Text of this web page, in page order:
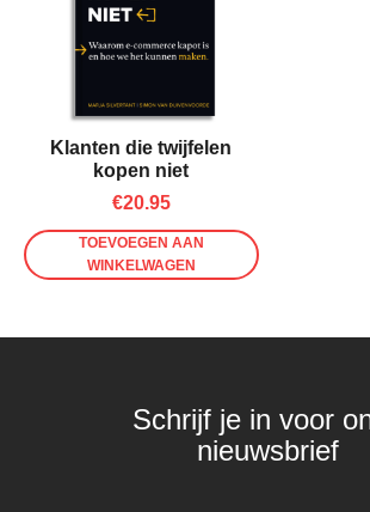
Klanten die twijfelen
kopen niet
€20.95
TOEVOEGEN AAN
WINKELWAGEN
Schrijf je in voor
nieuwsbrief